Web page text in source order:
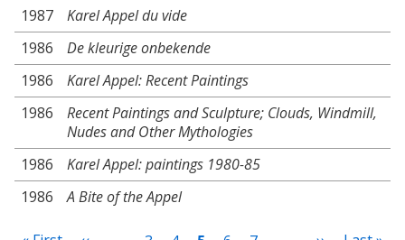
1987
Karel Appel du vide
1986
De kleurige onbekende
1986
Karel Appel: Recent Paintings
1986
Recent Paintings and Sculpture; Clouds, Windmill,
Nudes and Other Mythologies
1986
Karel Appel: paintings 1980-85
1986
A Bite of the Appel